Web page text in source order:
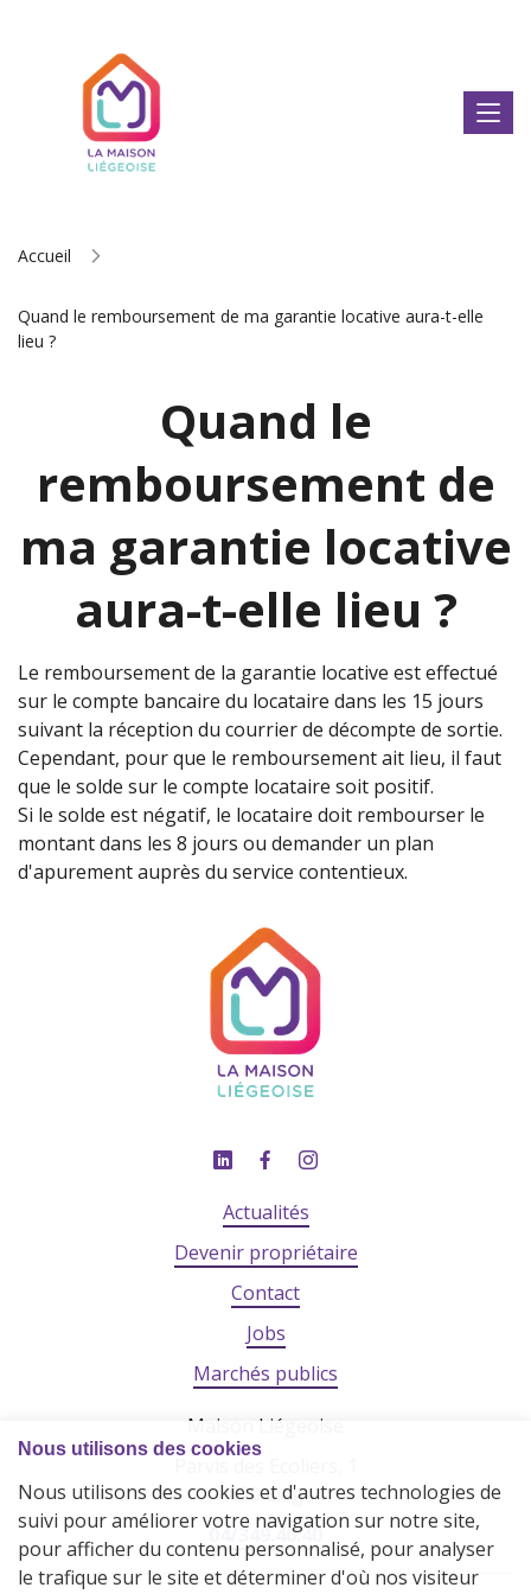
Accueil
Quand le remboursement de ma garantie locative aura-t-elle
lieu ?
Quand le
remboursement de
ma garantie locative
aura-t-elle lieu ?
Le remboursement de la garantie locative est effectué
sur le compte bancaire du locataire dans les 15 jours
suivant la réception du courrier de décompte de sortie.
Cependant, pour que le remboursement ait lieu, il faut
que le solde sur le compte locataire soit positif.
Si le solde est négatif, le locataire doit rembourser le
montant dans les 8 jours ou demander un plan
d'apurement auprès du service contentieux.
Actualités
Devenir propriétaire
Contact
Jobs
Marchés publics
Maison Liégeoise
4020 Liège
04/349.40.40